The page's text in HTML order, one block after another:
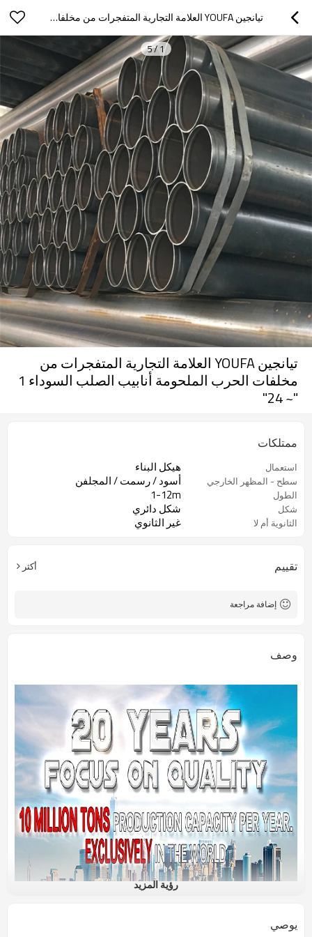
تيانجين YOUFA العلامة التجارية المتفجرات من مخلفات الحرب الملحومة أنابيب الصلب السوداء 1 "~ 24"
1
/
5
تيانجين YOUFA العلامة التجارية المتفجرات من
مخلفات الحرب الملحومة أنابيب الصلب السوداء 1
"~ 24"
ممتلكات
استعمال هيكل البناء
سطح - المظهر الخارجي أسود / رسمت / المجلفن
الطول 1-12m
شكل شكل دائري
الثانوية أم لا غير الثانوي
تقييم أكثر
إضافة مراجعة
وصف
رؤية المزيد
يوصي